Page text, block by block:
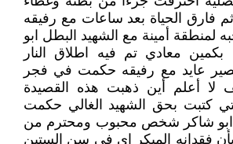
الحياة بعد ساعات مع رفيقه
لمنطقة أمينة مع الشهيد البطل ابو
معادي تم فيه اطلاق النار
عايد مع رفيقه حكمت في فجر
لا أعلم أين ذهبت هذه القصيدة
التي كتبت بحق الشهيد الغالي حكمت
ابو شاكر شخص محبوب ومحترم من
فقدانه المبكر اي في سن الستين